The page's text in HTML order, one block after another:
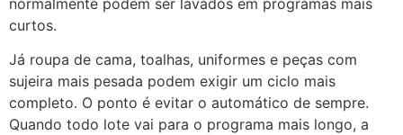
curtos.
Já roupa de cama, toalhas, uniformes e peças com
sujeira mais pesada podem exigir um ciclo mais
completo. O ponto é evitar o automático de sempre.
Quando todo lote vai para o programa mais longo, a